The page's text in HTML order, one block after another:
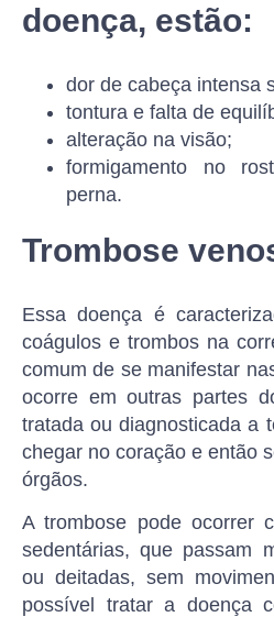
doença, estão:
dor de cabeça intensa
tontura e falta de
alteração na visão;
formigamento no
perna.
Trombose
Essa doença é
coágulos e trombos na
comum de se manifestar
ocorre em outras partes
tratada ou diagnosticada a
chegar no coração e então
órgãos.
A trombose pode ocorrer
sedentárias, que passam
ou deitadas, sem
possível tratar a doença